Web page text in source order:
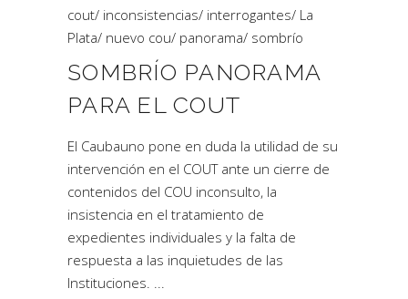
cout/ inconsistencias/ interrogantes/ La
Plata/ nuevo cou/ panorama/ sombrío
SOMBRÍO PANORAMA
PARA EL COUT
El Caubauno pone en duda la utilidad de su
intervención en el COUT ante un cierre de
contenidos del COU inconsulto, la
insistencia en el tratamiento de
expedientes individuales y la falta de
respuesta a las inquietudes de las
Instituciones.